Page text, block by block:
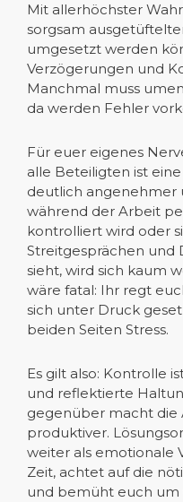
Mit allerhöchster
sorgsam
umgesetzt werden
Verzögerungen und
Manchmal muss
da werden Fehler
Für euer eigenes
alle Beteiligten ist
deutlich angenehmer
während der Arbeit
kontrolliert wird oder
Streitgesprächen und
sieht, wird sich kaum
wäre fatal: Ihr regt
sich unter Druck
beiden Seiten Stress.
Es gilt also: Kontrolle
und reflektierte
gegenüber macht die
produktiver.
weiter als emotionale
Zeit, achtet auf die
und bemüht euch um